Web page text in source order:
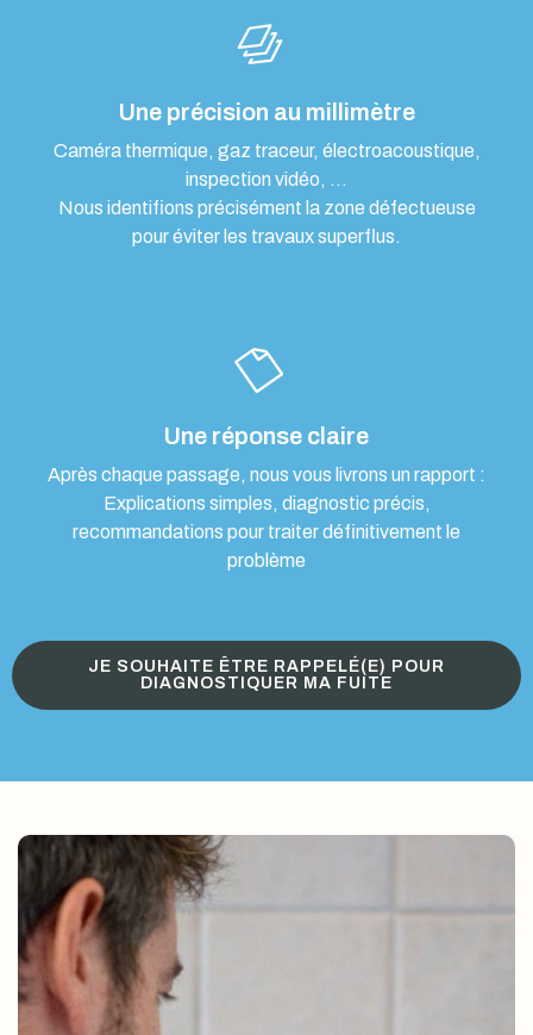
Une précision au millimètre
Caméra thermique, gaz traceur, électroacoustique,
inspection vidéo, …
Nous identifions précisément la zone défectueuse
pour éviter les travaux superflus.
Une réponse claire
Après chaque passage, nous vous livrons un rapport :
Explications simples, diagnostic précis,
recommandations pour traiter définitivement le
problème
JE SOUHAITE ÊTRE RAPPELÉ(E) POUR
DIAGNOSTIQUER MA FUITE